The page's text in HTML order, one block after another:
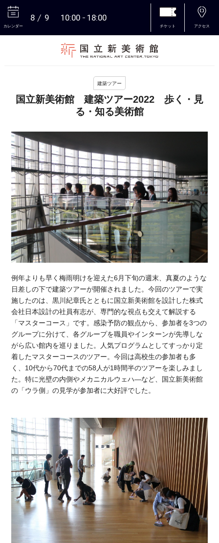
カレンダー
8 9 10:00 18:00
チケット アクセス
建築ツアー
国立新美術館 建築ツアー2022 歩く・見
る・知る美術館
例年よりも早く梅雨明けを迎えた6月下旬の週末、真夏のような
日差しの下で建築ツアーが開催されました。今回のツアーで実
施したのは、黒川紀章氏とともに国立新美術館を設計した株式
会社日本設計の社員有志が、専門的な視点も交えて解説する
「マスターコース」です。感染予防の観点から、参加者を3つの
グループに分けて、各グループを職員やインターンが先導しな
がら広い館内を巡りました。人気プログラムとしてすっかり定
着したマスターコースのツアー。今回は高校生の参加者も多
く、10代から70代までの58人が1時間半のツアーを楽しみまし
た。特に光壁の内側やメカニカルウェハ―など、国立新美術館
の「ウラ側」の見学が参加者に大好評でした。